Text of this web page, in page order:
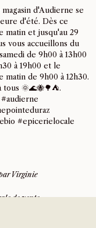
Virginie
de vente